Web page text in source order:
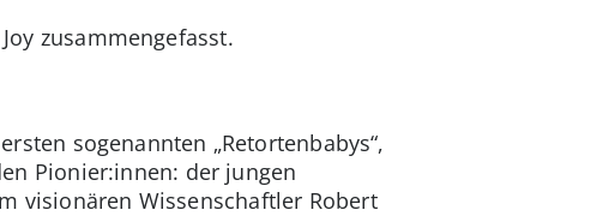
zusammengefasst.
sogenannten „Retortenbabys“,
Pionier:innen: der jungen
visionären Wissenschaftler Robert